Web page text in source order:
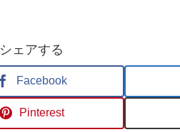
シェアする
Facebook
Pinterest